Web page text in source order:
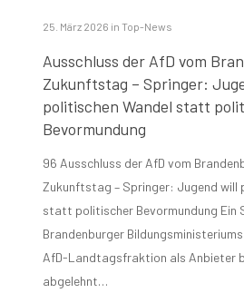
25. März 2026 inTop-News
Ausschluss der AfD vom
Zukunftstag – Springer:
politischen Wandel statt
Bevormundung
96 Ausschluss der AfD vom
Zukunftstag – Springer: Jugend will
statt politischer Bevormundung Ein
Brandenburger
AfD-Landtagsfraktion als Anbieter
abgelehnt…